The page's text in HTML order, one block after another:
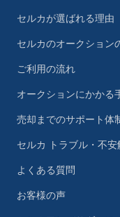
セルカが選ばれる理由
セルカのオークション
ご利用の流れ
オークションにかかる
売却までのサポート体
セルカ トラブル・不安
よくある質問
お客様の声